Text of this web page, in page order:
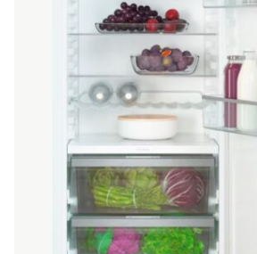
→ GỬI YÊU CẦU BÁO GIÁ